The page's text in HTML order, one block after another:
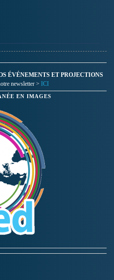
ÉVÉNEMENTS ET PROJECTIONS
newsletter > ICI
EN IMAGES